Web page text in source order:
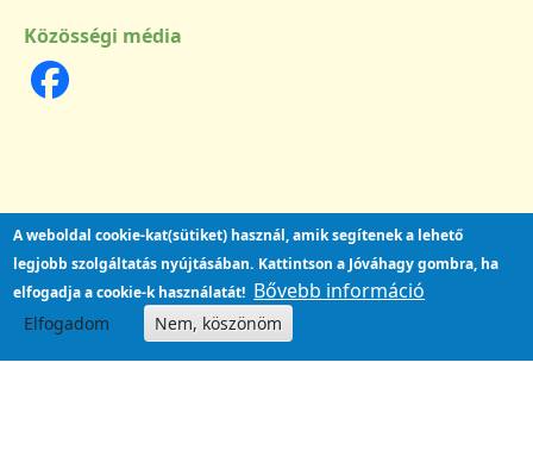
Közösségi média
A weboldal cookie-kat(sütiket) használ, amik segítenek a lehető
legjobb szolgáltatás nyújtásában. Kattintson a Jóváhagy gombra, ha
elfogadja a cookie-k használatát! Bővebb információ
Elfogadom Nem, köszönöm